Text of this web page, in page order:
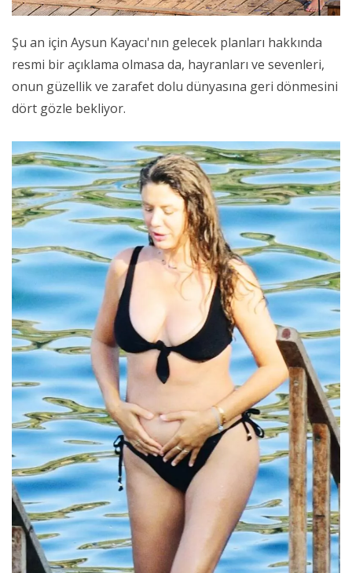
Şu an için Aysun Kayacı'nın gelecek planları hakkında
resmi bir açıklama olmasa da, hayranları ve sevenleri,
onun güzellik ve zarafet dolu dünyasına geri dönmesini
dört gözle bekliyor.